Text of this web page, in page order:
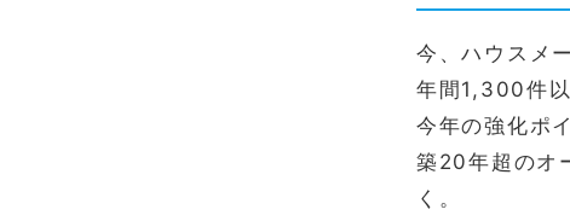
今、ハウスメ
年間1,300件
今年の強化ポ
築20年超のオ
く。